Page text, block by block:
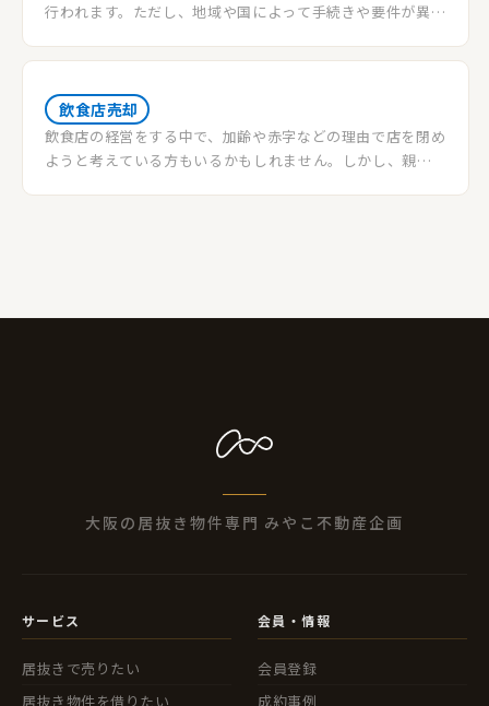
行われます。ただし、地域や国によって手続きや要件が異な
元の法律や規制を確認することが重要です。
飲食店売却
飲食店の経営をする中で、加齢や赤字などの理由で店を閉め
ようと考えている方もいるかもしれません。しかし、親族
大阪の居抜き物件専門 みやこ不動産企画
サービス
居抜きで売りたい
居抜き物件を借りたい
会員・情報
会員登録
成約事例